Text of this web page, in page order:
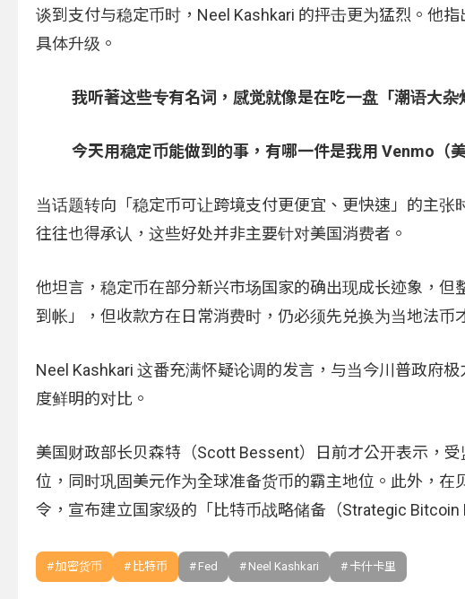
谈到支付与稳定币时，Neel Kashkari 的抨击更为猛烈。他
具体升级。
我听著这些专有名词，感觉就像是在吃一盘「潮语大杂
今天用稳定币能做到的事，有哪一件是我用 Venmo（
当话题转向「稳定币可让跨境支付更便宜、更快速」的主
往往也得承认，这些好处并非主要针对美国消费者。
他坦言，稳定币在部分新兴市场国家的确出现成长迹象，
到帐」，但收款方在日常消费时，仍必须先兑换为当地法币
Neel Kashkari 这番充满怀疑论调的发言，与当今川普政府
度鲜明的对比。
美国财政部长贝森特（Scott Bessent）日前才公开表示，
位，同时巩固美元作为全球准备货币的霸主地位。此外，
令，宣布建立国家级的「比特币战略储备（Strategic Bitcoin
加密货币 比特币 Fed Neel Kashkari 卡什卡里